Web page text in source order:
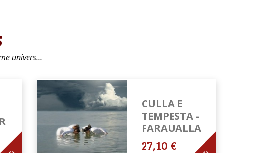
univers…
CULLA E
TEMPESTA -
FARAUALLA
27,10 €